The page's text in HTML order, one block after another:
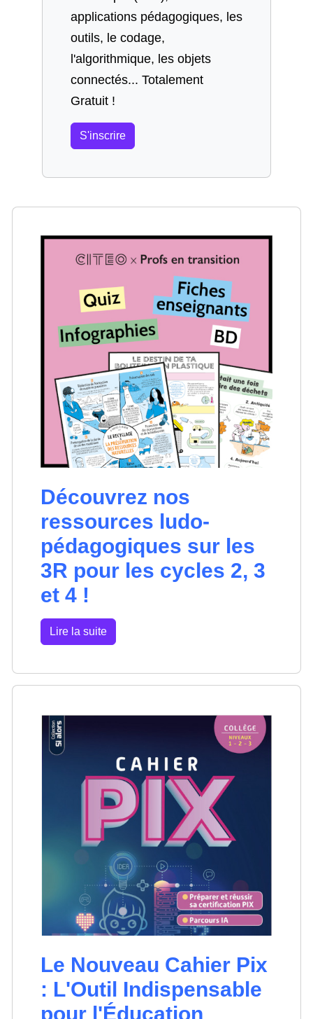
applications pédagogiques, les
outils, le codage,
l'algorithmique, les objets
connectés... Totalement
Gratuit !
S'inscrire
Découvrez nos
ressources ludo-
pédagogiques sur les
3R pour les cycles 2, 3
et 4 !
Lire la suite
Le Nouveau Cahier Pix
: L'Outil Indispensable
pour l'Éducation